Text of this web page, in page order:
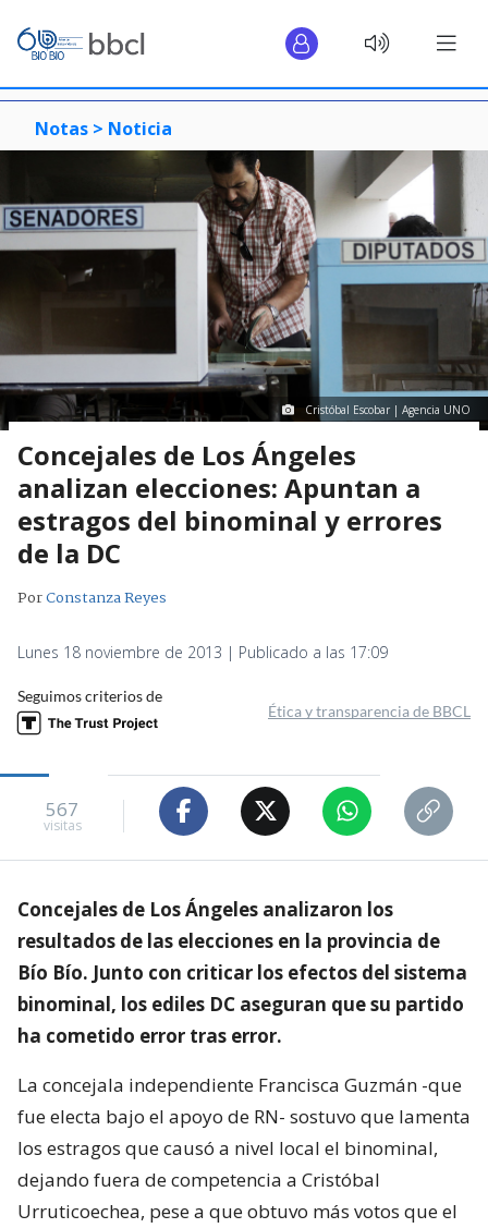
Notas > Noticia
Cristóbal Escobar | Agencia UNO
Concejales de Los Ángeles
analizan elecciones: Apuntan a
estragos del binominal y errores
de la DC
PorConstanza Reyes
Lunes 18 noviembre de 2013 | Publicado a las 17:09
Seguimos criterios de
Ética y transparencia de BBCL
567
visitas
Concejales de Los Ángeles analizaron los
resultados de las elecciones en la provincia de
Bío Bío. Junto con criticar los efectos del sistema
binominal, los ediles DC aseguran que su partido
ha cometido error tras error.
La concejala independiente Francisca Guzmán -que
fue electa bajo el apoyo de RN- sostuvo que lamenta
los estragos que causó a nivel local el binominal,
dejando fuera de competencia a Cristóbal
Urruticoechea, pese a que obtuvo más votos que el